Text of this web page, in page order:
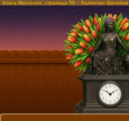
Книга Магнолия, страница 59 – Валентин Шатилов